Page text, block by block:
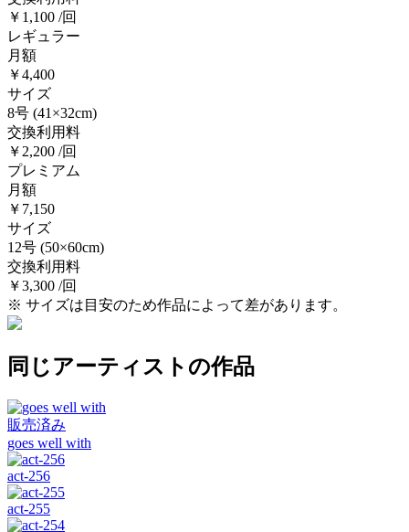
￥1,100 /回
レギュラー
月額
￥4,400
サイズ
8号 (41×32cm)
交換利用料
￥2,200 /回
プレミアム
月額
￥7,150
サイズ
12号 (50×60cm)
交換利用料
￥3,300 /回
※ サイズは目安のため作品によって差があります。
同じアーティストの作品
販売済み
goes well with
act-256
act-255